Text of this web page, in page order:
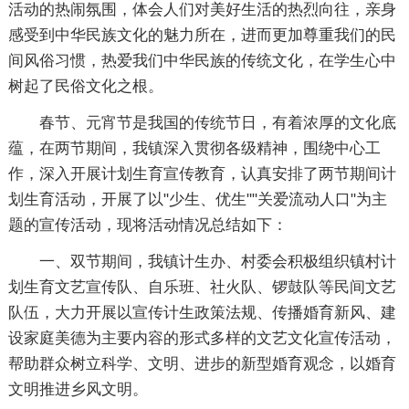
活动的热闹氛围，体会人们对美好生活的热烈向往，亲身
感受到中华民族文化的魅力所在，进而更加尊重我们的民
间风俗习惯，热爱我们中华民族的传统文化，在学生心中
树起了民俗文化之根。
春节、元宵节是我国的传统节日，有着浓厚的文化底
蕴，在两节期间，我镇深入贯彻各级精神，围绕中心工
作，深入开展计划生育宣传教育，认真安排了两节期间计
划生育活动，开展了以"少生、优生""关爱流动人口"为主
题的宣传活动，现将活动情况总结如下：
一、双节期间，我镇计生办、村委会积极组织镇村计
划生育文艺宣传队、自乐班、社火队、锣鼓队等民间文艺
队伍，大力开展以宣传计生政策法规、传播婚育新风、建
设家庭美德为主要内容的形式多样的文艺文化宣传活动，
帮助群众树立科学、文明、进步的新型婚育观念，以婚育
文明推进乡风文明。